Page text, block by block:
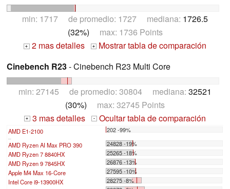
min: 1717 de promedio: 1727 mediana: 1726.5
(32%) max: 1736 Points
+ 2 mas detalles +
Mostrar tabla de comparación
Cinebench R23- Cinebench R23 Multi Core
min: 27145 de promedio: 30804 mediana: 32521
(30%) max: 32745 Points
+ 3 mas detalles - Ocultar tabla de comparación
AMD E1-2100 202 -99%
AMD Ryzen AI Max PRO 390
24828 -19%
AMD Ryzen 7 8840HX
25265 -18%
AMD Ryzen 9 7845HX
26876 -13%
Apple M4 Max 16-Core
27595 -10%
Intel Core i9-13900HX
28275 -8%